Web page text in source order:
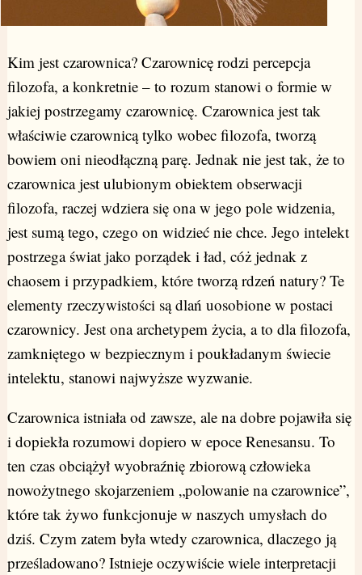
Kim jest czarownica? Czarownicę rodzi percepcja
filozofa, a konkretnie – to rozum stanowi o formie w
jakiej postrzegamy czarownicę. Czarownica jest tak
właściwie czarownicą tylko wobec filozofa, tworzą
bowiem oni nieodłączną parę. Jednak nie jest tak, że to
czarownica jest ulubionym obiektem obserwacji
filozofa, raczej wdziera się ona w jego pole widzenia,
jest sumą tego, czego on widzieć nie chce. Jego intelekt
postrzega świat jako porządek i ład, cóż jednak z
chaosem i przypadkiem, które tworzą rdzeń natury? Te
elementy rzeczywistości są dlań uosobione w postaci
czarownicy. Jest ona archetypem życia, a to dla filozofa,
zamkniętego w bezpiecznym i poukładanym świecie
intelektu, stanowi najwyższe wyzwanie.
Czarownica istniała od zawsze, ale na dobre pojawiła się
i dopiekła rozumowi dopiero w epoce Renesansu. To
ten czas obciążył wyobraźnię zbiorową człowieka
nowożytnego skojarzeniem „polowanie na czarownice”,
które tak żywo funkcjonuje w naszych umysłach do
dziś. Czym zatem była wtedy czarownica, dlaczego ją
prześladowano? Istnieje oczywiście wiele interpretacji